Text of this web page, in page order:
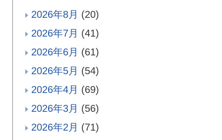
2026年8月 (20)
2026年7月 (41)
2026年6月 (61)
2026年5月 (54)
2026年4月 (69)
2026年3月 (56)
2026年2月 (71)